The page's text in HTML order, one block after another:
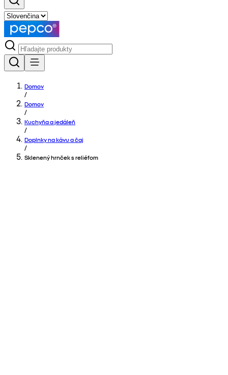
Domov
/
Domov
/
Kuchyňa a jedáleň
/
Doplnky na kávu a čaj
/
Sklenený hrnček s reliéfom